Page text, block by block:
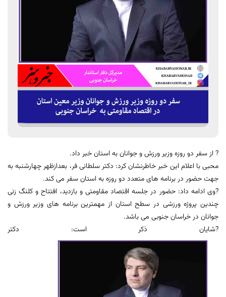
? از سفر دو روزه وزیر ورزش و جوانان به استان خبر داد.
محبی با اعلام این خبر خاطرنشان کرد: دکتر سلطانی فر، بعدازظهر چهارشنبه به
جهت حضور در برنامه های متعدد دو روزه به استان سفر می کند.
?وی ادامه داد: حضور در جلسه اقتصاد مقاومتی و بازدید، افتتاح و کلنگ زنی
چندین پروژه ورزشی در سطح استان از مهمترین برنامه های وزیر ورزش و
جوانان در خراسان جنوبی می باشد.
?شایان ذکر است: دکتر